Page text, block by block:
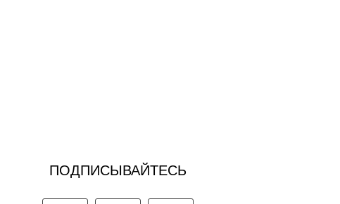
ПОДПИСЫВАЙТЕСЬ